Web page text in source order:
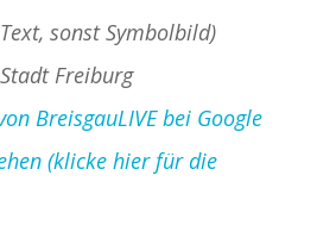
sonst Symbolbild)
Freiburg
BreisgauLIVE bei Google
(klicke hier für die